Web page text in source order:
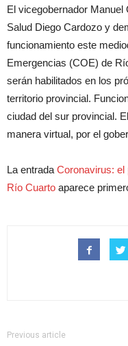
El vicegobernador
Salud Diego Cardozo y
funcionamiento este
Emergencias (COE) de
serán habilitados en los
territorio provincial.
ciudad del sur provincial.
manera virtual, por el
La entrada Coronavirus: el
Río Cuarto aparece
Previous article